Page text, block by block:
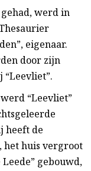
werd in
eigenaar.
door zijn
“Leevliet”
heeft de
huis vergroot
gebouwd,